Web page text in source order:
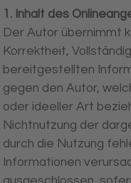
1. Inhalt des
Der Autor übernimmt
Korrektheit,
bereitgestellten
gegen den Autor,
oder ideeller Art
Nichtnutzung der
durch die Nutzung
Informationen